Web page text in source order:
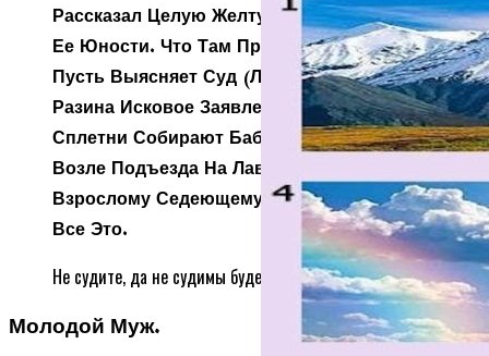
Рассказал Целую Желтушную Историю О
Ее Юности. Что Там Правда, Где Ложь-
Пусть Выясняет Суд (Лера Подала На
Разина Исковое Заявление). Обычно
Сплетни Собирают Бабушки, Сидящие
Возле Подъезда На Лавочке. Зачем Это
Взрослому Седеющему Мужчине? Гадко
Все Это.
Не судите, да не судимы будете.
Молодой Муж.